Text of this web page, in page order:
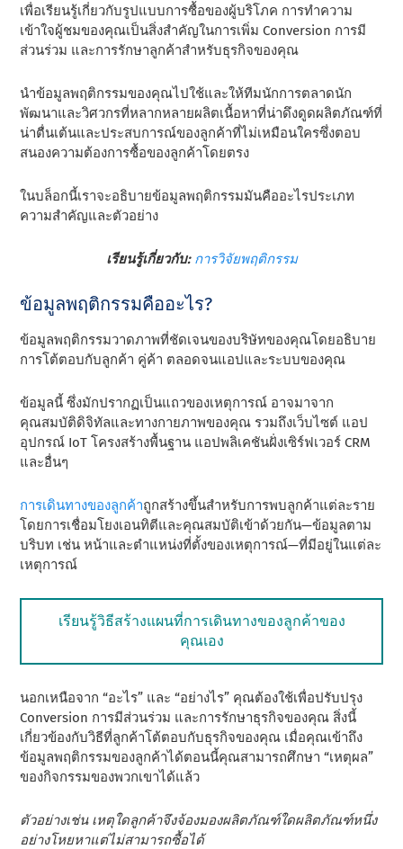
เพื่อเรียนรู้เกี่ยวกับรูปแบบการซื้อของผู้บริโภค การทําความ
เข้าใจผู้ชมของคุณเป็นสิ่งสําคัญในการเพิ่ม Conversion การมี
ส่วนร่วม และการรักษาลูกค้าสําหรับธุรกิจของคุณ
นําข้อมูลพฤติกรรมของคุณไปใช้และให้ทีมนักการตลาดนัก
พัฒนาและวิศวกรที่หลากหลายผลิตเนื้อหาที่น่าดึงดูดผลิตภัณฑ์ที่
น่าตื่นเต้นและประสบการณ์ของลูกค้าที่ไม่เหมือนใครซึ่งตอบ
สนองความต้องการซื้อของลูกค้าโดยตรง
ในบล็อกนี้เราจะอธิบายข้อมูลพฤติกรรมมันคืออะไรประเภท
ความสําคัญและตัวอย่าง
เรียนรู้เกี่ยวกับ: การวิจัยพฤติกรรม
ข้อมูลพฤติกรรมคืออะไร?
ข้อมูลพฤติกรรมวาดภาพที่ชัดเจนของบริษัทของคุณโดยอธิบาย
การโต้ตอบกับลูกค้า คู่ค้า ตลอดจนแอปและระบบของคุณ
ข้อมูลนี้ ซึ่งมักปรากฏเป็นแถวของเหตุการณ์ อาจมาจาก
คุณสมบัติดิจิทัลและทางกายภาพของคุณ รวมถึงเว็บไซต์ แอป
อุปกรณ์ IoT โครงสร้างพื้นฐาน แอปพลิเคชันฝั่งเซิร์ฟเวอร์ CRM
และอื่นๆ
การเดินทางของลูกค้าถูกสร้างขึ้นสําหรับการพบลูกค้าแต่ละราย
โดยการเชื่อมโยงเอนทิตีและคุณสมบัติเข้าด้วยกัน—ข้อมูลตาม
บริบท เช่น หน้าและตําแหน่งที่ตั้งของเหตุการณ์—ที่มีอยู่ในแต่ละ
เหตุการณ์
เรียนรู้วิธีสร้างแผนที่การเดินทางของลูกค้าของ
คุณเอง
นอกเหนือจาก “อะไร” และ “อย่างไร” คุณต้องใช้เพื่อปรับปรุง
Conversion การมีส่วนร่วม และการรักษาธุรกิจของคุณ สิ่งนี้
เกี่ยวข้องกับวิธีที่ลูกค้าโต้ตอบกับธุรกิจของคุณ เมื่อคุณเข้าถึง
ข้อมูลพฤติกรรมของลูกค้าได้ตอนนี้คุณสามารถศึกษา “เหตุผล”
ของกิจกรรมของพวกเขาได้แล้ว
ตัวอย่างเช่น เหตุใดลูกค้าจึงจ้องมองผลิตภัณฑ์ใดผลิตภัณฑ์หนึ่ง
อย่างโหยหาแต่ไม่สามารถซื้อได้